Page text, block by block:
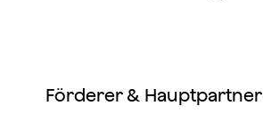
Förderer & Hauptpartner